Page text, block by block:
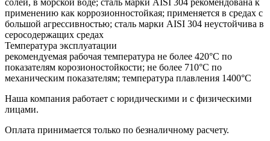
применению как коррозионностойкая; применяется в средах с
большой агрессивностью; сталь марки AISI 304 неустойчива в
серосодержащих средах
Температура эксплуатации
рекомендуемая рабочая температура не более 420°С по
показателям корозионостойкости; не более 710°С по
механическим показателям; температура плавления 1400°С
Наша компания работает с юридическими и с физическими
лицами.
Оплата принимается только по безналичному расчету.